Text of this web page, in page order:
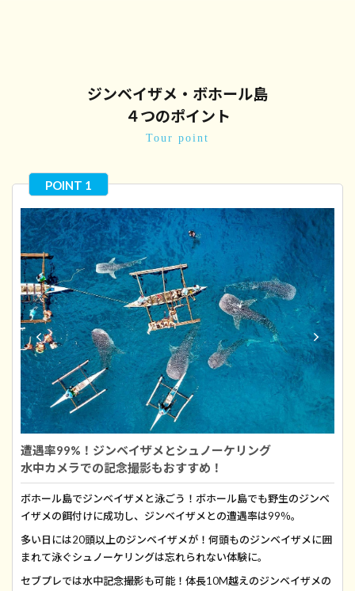
ジンベイザメ・ボホール島
４つのポイント
Tour point
遭遇率99%！ジンベイザメとシュノーケリング
水中カメラでの記念撮影もおすすめ！
ボホール島でジンベイザメと泳ごう！ボホール島でも野生のジンベ
イザメの餌付けに成功し、ジンベイザメとの遭遇率は99％。
多い日には20頭以上のジンベイザメが！何頭ものジンベイザメに囲
まれて泳ぐシュノーケリングは忘れられない体験に。
セブプレでは水中記念撮影も可能！体長10M越えのジンベイザメの